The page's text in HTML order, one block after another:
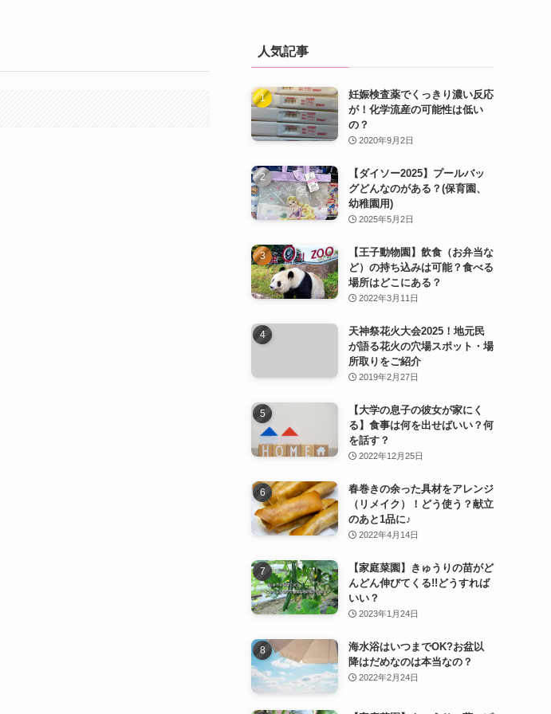
人気記事
妊娠検査薬でくっきり濃い反応
が！化学流産の可能性は低い
の？
2020年9月2日
【ダイソー2025】プールバッ
グどんなのがある？(保育園、
幼稚園用)
2025年5月2日
【王子動物園】飲食（お弁当な
ど）の持ち込みは可能？食べる
場所はどこにある？
2022年3月11日
天神祭花火大会2025！地元民
が語る花火の穴場スポット・場
所取りをご紹介
2019年2月27日
【大学の息子の彼女が家にく
る】食事は何を出せばいい？何
を話す？
2022年12月25日
春巻きの余った具材をアレンジ
（リメイク）！どう使う？献立
のあと1品に♪
2022年4月14日
【家庭菜園】きゅうりの苗がど
んどん伸びてくる!!どうすれば
いい？
2023年1月24日
海水浴はいつまでOK?お盆以
降はだめなのは本当なの？
2022年2月24日